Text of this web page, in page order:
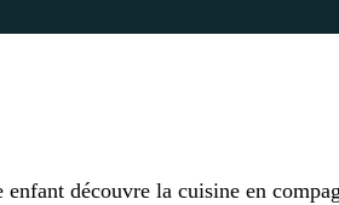
découvre la cuisine en